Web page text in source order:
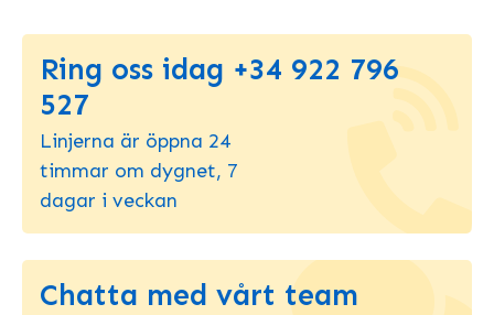
Ring oss idag +34 922 796
527
Linjerna är öppna 24
timmar om dygnet, 7
dagar i veckan
Chatta med vårt team